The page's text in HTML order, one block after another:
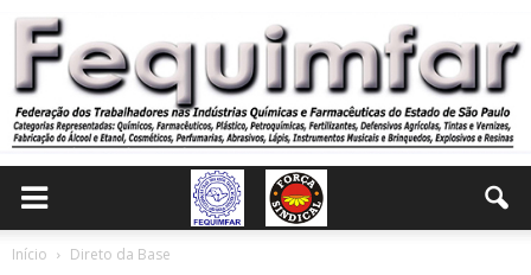
Início Direto da Base